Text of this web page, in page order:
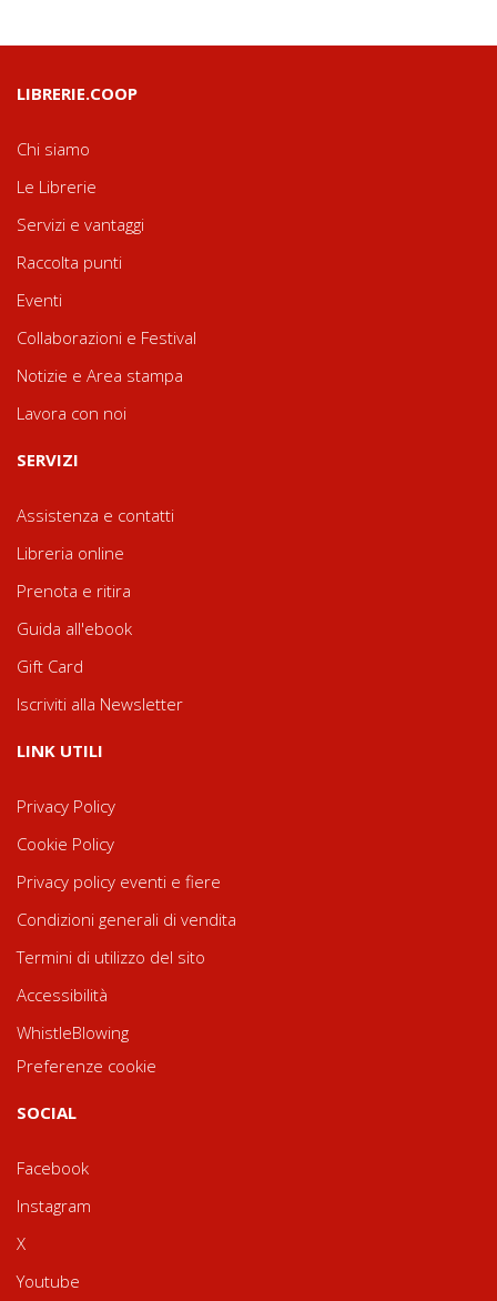
LIBRERIE.COOP
Chi siamo
Le Librerie
Servizi e vantaggi
Raccolta punti
Eventi
Collaborazioni e Festival
Notizie e Area stampa
Lavora con noi
SERVIZI
Assistenza e contatti
Libreria online
Prenota e ritira
Guida all'ebook
Gift Card
Iscriviti alla Newsletter
LINK UTILI
Privacy Policy
Cookie Policy
Privacy policy eventi e fiere
Condizioni generali di vendita
Termini di utilizzo del sito
Accessibilità
WhistleBlowing
Preferenze cookie
SOCIAL
Facebook
Instagram
X
Youtube